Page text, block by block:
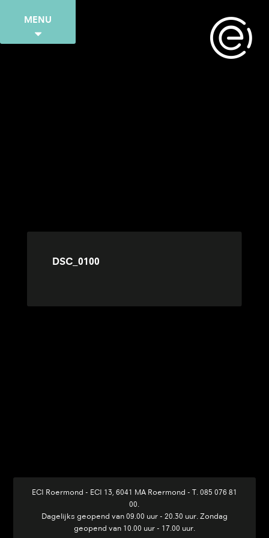
MENU
DSC_0100
ECI Roermond - ECI 13, 6041 MA Roermond - T. 085 076 81
00
Dagelijks geopend van 09.00 uur - 20.30 uur. Zondag
geopend van 10.00 uur - 17.00 uur.